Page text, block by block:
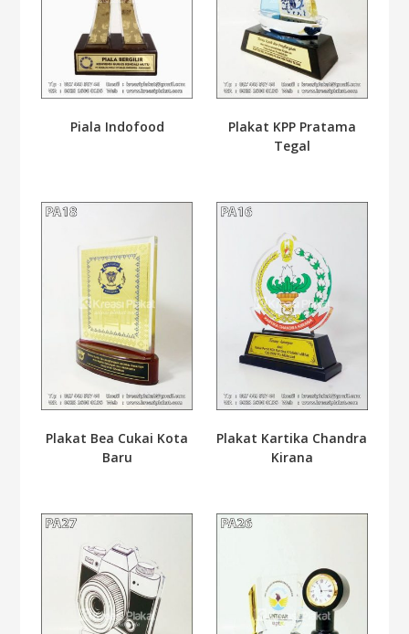
Piala Indofood
Plakat KPP Pratama
Tegal
Plakat Bea Cukai Kota
Baru
Plakat Kartika Chandra
Kirana